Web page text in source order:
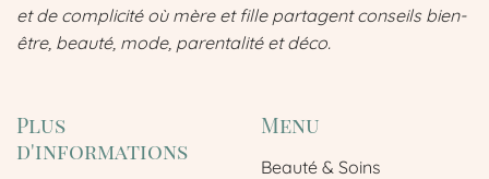
et de complicité où mère et fille partagent conseils bien-
être, beauté, mode, parentalité et déco.
Plus
d'informations
Menu
Beauté & Soins